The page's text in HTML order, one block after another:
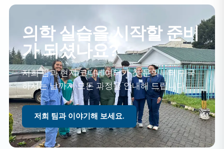
의학 실습을 시작할 준비
가 되셨나요?
저희 팀과 현지 코디네이터가 첫 문의부터 귀국
하시는 날까지 모든 과정을 안내해 드립니다.
저희 팀과 이야기해 보세요.